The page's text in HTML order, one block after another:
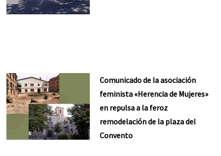
Comunicado de la asociación
feminista «Herencia de Mujeres»
en repulsa a la feroz
remodelación de la plaza del
Convento